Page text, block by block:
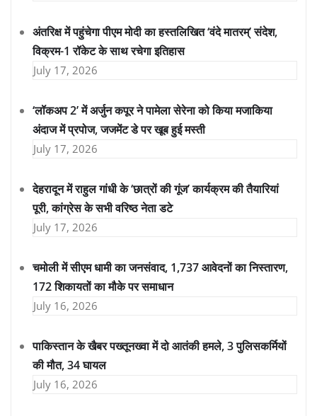
अंतरिक्ष में पहुंचेगा पीएम मोदी का हस्तलिखित ‘वंदे मातरम्’ संदेश,
विक्रम-1 रॉकेट के साथ रचेगा इतिहास
July 17, 2026
‘लॉकअप 2’ में अर्जुन कपूर ने पामेला सेरेना को किया मजाकिया
अंदाज में प्रपोज, जजमेंट डे पर खूब हुई मस्ती
July 17, 2026
देहरादून में राहुल गांधी के ‘छात्रों की गूंज’ कार्यक्रम की तैयारियां
पूरी, कांग्रेस के सभी वरिष्ठ नेता डटे
July 17, 2026
चमोली में सीएम धामी का जनसंवाद, 1,737 आवेदनों का निस्तारण,
172 शिकायतों का मौके पर समाधान
July 16, 2026
पाकिस्तान के खैबर पख्तूनख्वा में दो आतंकी हमले, 3 पुलिसकर्मियों
की मौत, 34 घायल
July 16, 2026